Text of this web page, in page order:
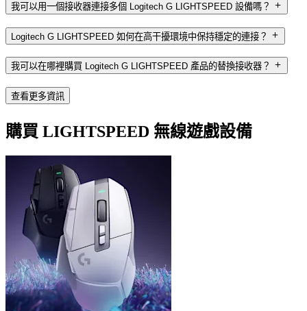
我可以用一個接收器連接多個 Logitech G LIGHTSPEED 設備嗎？
Logitech G LIGHTSPEED 如何在高干擾環境中保持穩定的連接？
我可以在哪裡購買 Logitech G LIGHTSPEED 產品的替換接收器？
查看更多資訊
購買 LIGHTSPEED 無線遊戲設備